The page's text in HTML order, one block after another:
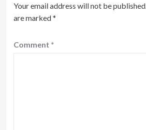
Your email address will not be published.
are marked*
Comment *